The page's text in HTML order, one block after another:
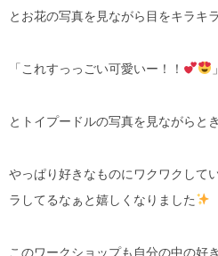
とお花の写真を見ながら目をキラキ
「これすっっごい可愛いー！！ 」
とトイプードルの写真を見ながらと
やっぱり好きなものにワクワクして
ラしてるなぁと嬉しくなりました
このワークショップも自分の中の好